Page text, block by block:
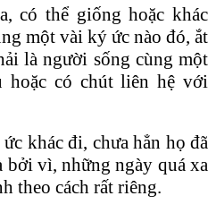
có thể giống hoặc khác
một vài ký ức nào đó, ắt
là người sống cùng một
hoặc có chút liên hệ với
khác đi, chưa hẳn họ đã
bởi vì, những ngày quá xa
theo cách rất riêng.